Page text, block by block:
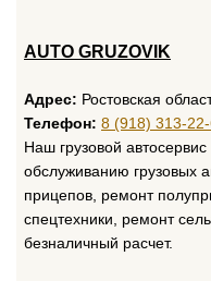
AUTO GRUZOVIK
Адрес: Ростовская
Телефон: 8 (918) 313-
Наш грузовой
обслуживанию грузовых
прицепов, ремонт
спецтехники, ремонт
безналичный расчет.